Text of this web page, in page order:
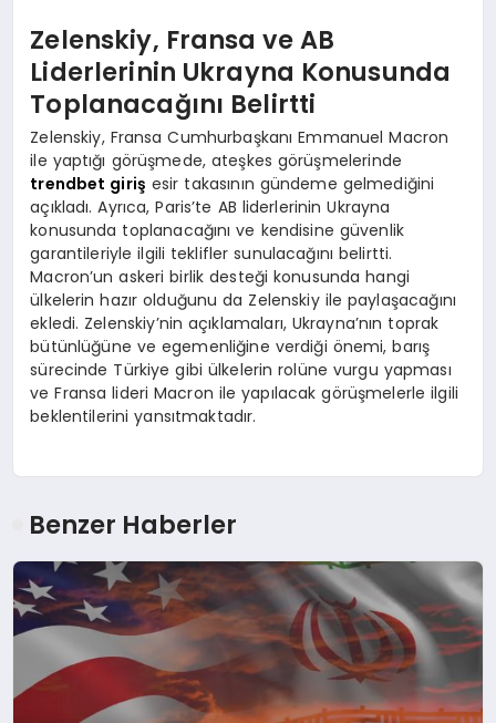
Zelenskiy, Fransa ve AB
Liderlerinin Ukrayna Konusunda
Toplanacağını Belirtti
Zelenskiy, Fransa Cumhurbaşkanı Emmanuel Macron
ile yaptığı görüşmede, ateşkes görüşmelerinde
trendbet giriş esir takasının gündeme gelmediğini
açıkladı. Ayrıca, Paris’te AB liderlerinin Ukrayna
konusunda toplanacağını ve kendisine güvenlik
garantileriyle ilgili teklifler sunulacağını belirtti.
Macron’un askeri birlik desteği konusunda hangi
ülkelerin hazır olduğunu da Zelenskiy ile paylaşacağını
ekledi. Zelenskiy’nin açıklamaları, Ukrayna’nın toprak
bütünlüğüne ve egemenliğine verdiği önemi, barış
sürecinde Türkiye gibi ülkelerin rolüne vurgu yapması
ve Fransa lideri Macron ile yapılacak görüşmelerle ilgili
beklentilerini yansıtmaktadır.
Benzer Haberler